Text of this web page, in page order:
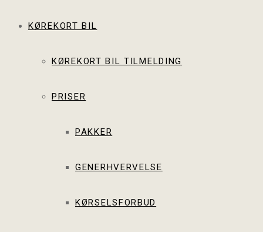
KØREKORT BIL
KØREKORT BIL TILMELDING
PRISER
PAKKER
GENERHVERVELSE
KØRSELSFORBUD